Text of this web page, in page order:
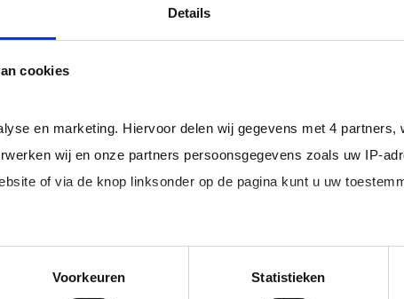
Details
cookies
en marketing. Hiervoor delen wij gegevens met 4 partners,
wij en onze partners persoonsgegevens zoals uw IP-
of via de knop linksonder op de pagina kunt u uw
Voorkeuren Statistieken
groepen van werkenden met elkaar
bouw, fotografie, journalistiek en pakketbezorging,
jezelf als zelfstandige te marketen en onderscheiden
In het geval van zelfstandigen is er geen CAO of
blijven
ondernemer voldoende blijft onderscheiden om een
de volgende tips kun jij hieraan bijdragen.